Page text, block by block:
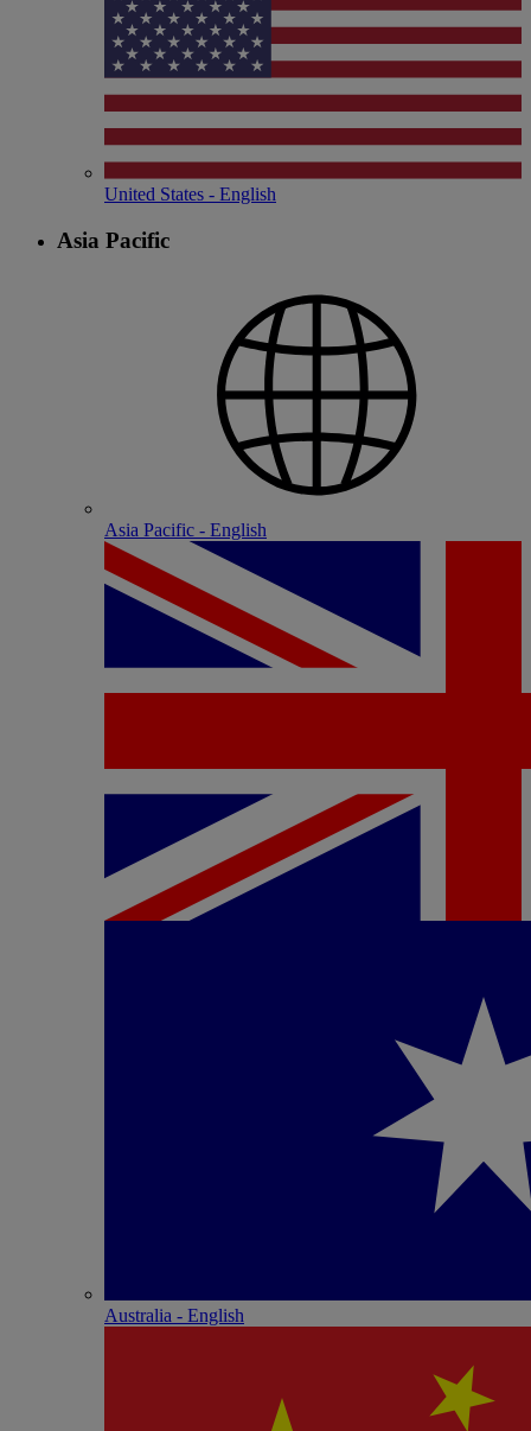
United States - English
Asia Pacific
Asia Pacific - English
Australia - English